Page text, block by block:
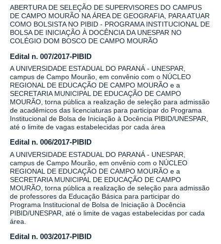
ABERTURA DE SELEÇÃO DE SUPERVISORES DO CAMPUS
DE CAMPO MOURÃO NA ÁREA DE GEOGRAFIA, PARA ATUAR
COMO BOLSISTA NO PIBID - PROGRAMA INSTITUCIONAL DE
BOLSA DE INICIAÇÃO À DOCÊNCIA DA UNESPAR NO
COLÉGIO DOM BOSCO DE CAMPO MOURÃO
Edital n. 007/2017-PIBID
A UNIVERSIDADE ESTADUAL DO PARANÁ - UNESPAR,
campus de Campo Mourão, em convênio com o NÚCLEO
REGIONAL DE EDUCAÇÃO DE CAMPO MOURÃO e a
SECRETARIA MUNICIPAL DE EDUCAÇÃO DE CAMPO
MOURÃO, torna pública a realização de seleção para admissão
de acadêmicos das licenciaturas para participar do Programa
Institucional de Bolsa de Iniciação à Docência PIBID/UNESPAR,
até o limite de vagas estabelecidas por cada área
Edital n. 006/2017-PIBID
A UNIVERSIDADE ESTADUAL DO PARANÁ - UNESPAR,
campus de Campo Mourão, em onvênio com o NÚCLEO
REGIONAL DE EDUCAÇÃO DE CAMPO MOURÃO e a
SECRETARIA MUNICIPAL DE EDUCAÇÃO DE CAMPO
MOURÃO, torna pública a realização de seleção para admissão
de professores da Educação Básica para participar do
Programa Institucional de Bolsa de Iniciação à Docência
PIBID/UNESPAR, até o limite de vagas estabelecidas por cada
área.
Edital n. 003/2017-PIBID